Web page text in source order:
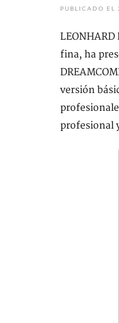
PUBLICADO EL
fina, ha
versión
profesional